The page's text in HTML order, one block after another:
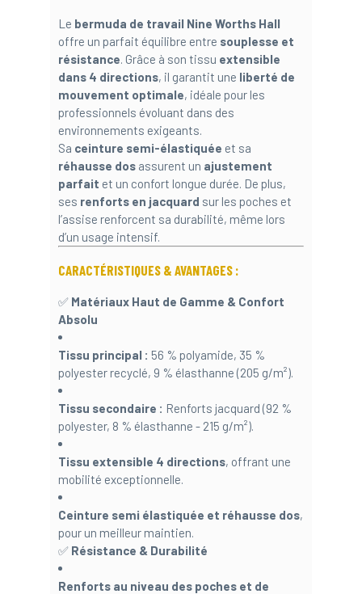
Le bermuda de travail Nine Worths Hall
offre un parfait équilibre entre souplesse et
résistance . Grâce à son tissu extensible
dans 4 directions, il garantit une liberté de
mouvement optimale, idéale pour les
professionnels évoluant dans des
environnements exigeants.
Sa ceinture semi-élastiquée et sa
réhausse dosassurent un ajustement
parfait et un confort longue durée. De plus,
ses renforts en jacquard sur les poches et
l’assise renforcent sa durabilité, même lors
d’un usage intensif.
CARACTÉRISTIQUES & AVANTAGES :
✅ Matériaux Haut de Gamme & Confort
Absolu
Tissu principal : 56 % polyamide, 35 %
polyester recyclé, 9 % élasthanne (205 g/m²).
Tissu secondaire : Renforts jacquard (92 %
polyester, 8 % élasthanne - 215 g/m²).
Tissu extensible 4 directions, offrant une
mobilité exceptionnelle.
Ceinture semi élastiquée et réhausse dos,
pour un meilleur maintien.
✅ Résistance & Durabilité
Renforts au niveau des poches et de